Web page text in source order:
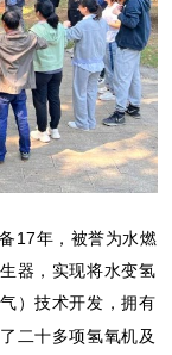
17年，被誉为水燃
器，实现将水变氢
）技术开发，拥有
二十多项氢氧机及